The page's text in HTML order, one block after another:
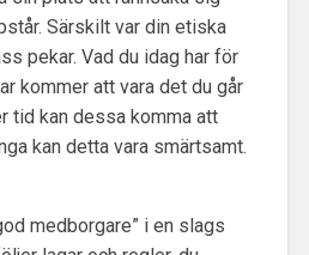
Särskilt var din etiska
pekar. Vad du idag har för
kommer att vara det du går
tid kan dessa komma att
kan detta vara smärtsamt.
medborgare” i en slags